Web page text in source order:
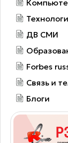
ДВ СМИ
Forbes
Связь и
Блоги